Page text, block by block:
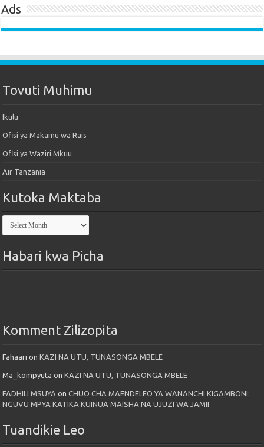
Ads
Tovuti Muhimu
Ikulu
Ofisi ya Makamu wa Rais
Ofisi ya Waziri Mkuu
Air Tanzania
Kutoka Maktaba
Kutoka
Maktaba
Habari kwa Picha
Komment Zilizopita
Fahaari onKAZI NA UTU, TUNASONGA MBELE
Ma_kompyuta onKAZI NA UTU, TUNASONGA MBELE
FADHILI MSUYA onCHUO CHA MAENDELEO YA WANANCHI KIGAMBONI:
NGUVU MPYA KATIKA KUINUA MAISHA NA UJUZI WA JAMII
Tuandikie Leo